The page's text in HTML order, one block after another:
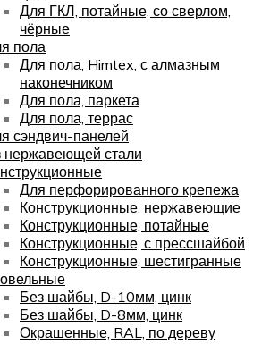
Для ГКЛ, потайные, со сверлом,
чёрные
пола
Для пола, Himtex, с алмазным
наконечником
Для пола, паркета
Для пола, террас
сэндвич-панелей
нержавеющей стали
Для перфорированного крепежа
Конструкционные, нержавеющие
Конструкционные, потайные
Конструкционные, с прессшайбой
Конструкционные, шестигранные
Без шайбы, D-10мм, цинк
Без шайбы, D-8мм, цинк
Окрашенные, RAL, по дереву